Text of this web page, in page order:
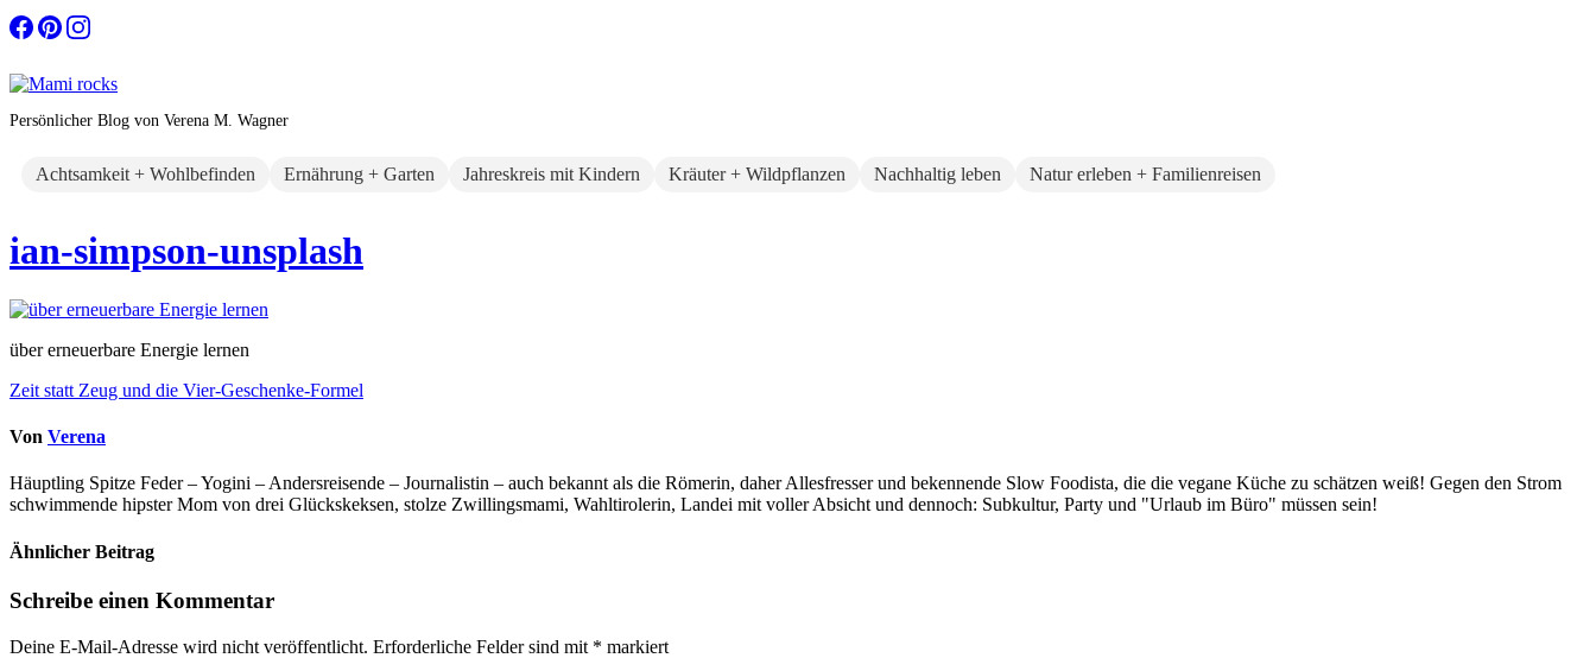
Zum
Inhalt
Persönlicher Blog von Verena M. Wagner
Achtsamkeit + Wohlbefinden Ernährung + Garten Jahreskreis mit Kindern Kräuter + Wildpflanzen Nachhaltig leben Natur erleben + Familienreisen
ian-simpson-unsplash
über erneuerbare Energie lernen
Beitragsnavigation
Zeit statt Zeug und die Vier-Geschenke-Formel
Von Verena
Häuptling Spitze Feder – Yogini – Andersreisende – Journalistin – auch bekannt als die Römerin, daher Allesfresser und bekennende Slow Foodista, die die vegane Küche zu schätzen weiß! Gegen den Strom
schwimmende hipster Mom von drei Glückskeksen, stolze Zwillingsmami, Wahltirolerin, Landei mit voller Absicht und dennoch: Subkultur, Party und "Urlaub im Büro" müssen sein!
Ähnlicher Beitrag
Schreibe einen Kommentar
Deine E-Mail-Adresse wird nicht veröffentlicht. Erforderliche Felder sind mit * markiert